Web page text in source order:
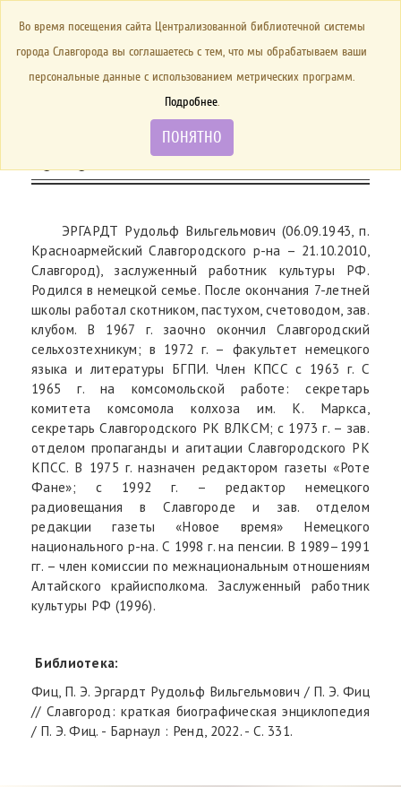
Toggle
navigation
БИБЛИОТЕКА
6 сентября 1943 г. – 80 лет со
дня рождения Заслуженного
работника культуры РФ Р.В.
ЭРГАРДТ Рудольф Вильгельмович (06.09.1943, п.
Красноармейский Славгородского р-на – 21.10.2010,
Славгород), заслуженный работник культуры РФ.
Родился в немецкой семье. После окончания 7-летней
школы работал скотником, пастухом, счетоводом, зав.
клубом. В 1967 г. заочно окончил Славгородский
сельхозтехникум; в 1972 г. – факультет немецкого
языка и литературы БГПИ. Член КПСС с 1963 г. С
1965 г. на комсомольской работе: секретарь
комитета комсомола колхоза им. К. Маркса,
секретарь Славгородского РК ВЛКСМ; с 1973 г. – зав.
отделом пропаганды и агитации Славгородского РК
КПСС. В 1975 г. назначен редактором газеты «Роте
Фане»; с 1992 г. – редактор немецкого
радиовещания в Славгороде и зав. отделом
редакции газеты «Новое время» Немецкого
национального р-на. С 1998 г. на пенсии. В 1989–1991
гг. – член комиссии по межнациональным отношениям
Алтайского крайисполкома. Заслуженный работник
культуры РФ (1996).
Библиотека:
Фиц, П. Э. Эргардт Рудольф Вильгельмович / П. Э. Фиц
// Славгород: краткая биографическая энциклопедия
/ П. Э. Фиц. - Барнаул : Ренд, 2022. - C. 331.
Во время посещения сайта Централизованной библиотечной системы
города Славгорода вы соглашаетесь с тем, что мы обрабатываем ваши
персональные данные с использованием метрических программ.
Подробнее.
ПОНЯТНО